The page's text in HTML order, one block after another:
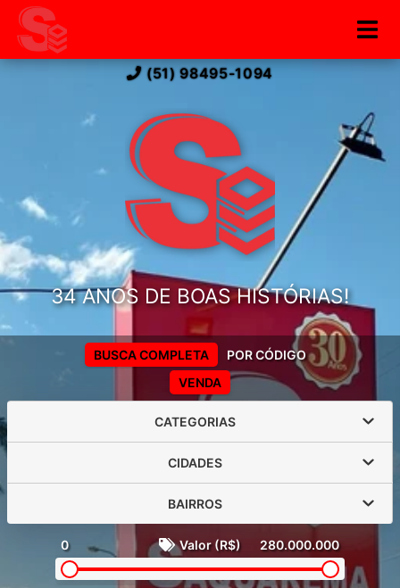
(51) 98495-1094
34 ANOS DE BOAS HISTÓRIAS!
VENDA
BUSCA COMPLETA POR CÓDIGO
CATEGORIAS
CIDADES
BAIRROS
0 Valor (R$) 280.000.000